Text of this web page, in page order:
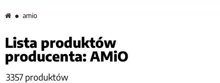
amio
Lista produktów
producenta: AMiO
3357 produktów